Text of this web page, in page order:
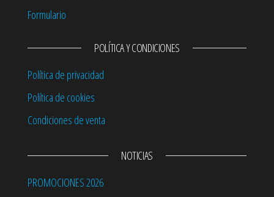
Formulario
POLÍTICA Y CONDICIONES
Política de privacidad
Política de cookies
Condiciones de venta
NOTICIAS
PROMOCIONES 2026